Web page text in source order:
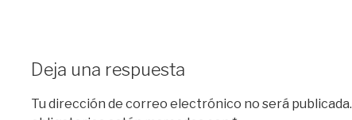
Deja una respuesta
Tu dirección de correo electrónico no será publicada.